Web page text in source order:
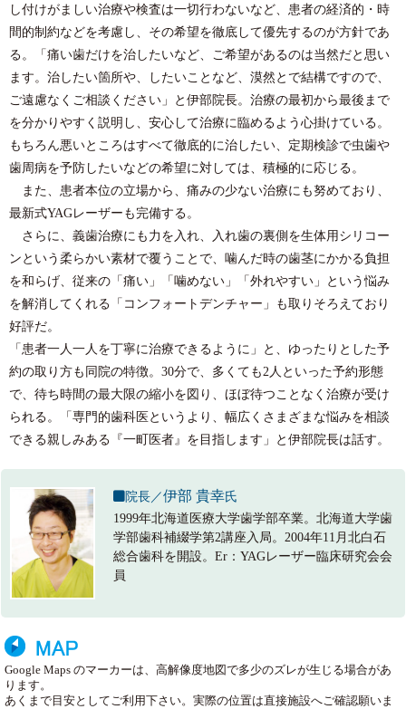
し付けがましい治療や検査は一切行わないなど、患者の経済的・時
間的制約などを考慮し、その希望を徹底して優先するのが方針であ
る。「痛い歯だけを治したいなど、ご希望があるのは当然だと思い
ます。治したい箇所や、したいことなど、漠然とで結構ですので、
ご遠慮なくご相談ください」と伊部院長。治療の最初から最後まで
を分かりやすく説明し、安心して治療に臨めるよう心掛けている。
もちろん悪いところはすべて徹底的に治したい、定期検診で虫歯や
歯周病を予防したいなどの希望に対しては、積極的に応じる。
また、患者本位の立場から、痛みの少ない治療にも努めており、
最新式YAGレーザーも完備する。
さらに、義歯治療にも力を入れ、入れ歯の裏側を生体用シリコー
ンという柔らかい素材で覆うことで、噛んだ時の歯茎にかかる負担
を和らげ、従来の「痛い」「噛めない」「外れやすい」という悩み
を解消してくれる「コンフォートデンチャー」も取りそろえており
好評だ。
「患者一人一人を丁寧に治療できるように」と、ゆったりとした予
約の取り方も同院の特徴。30分で、多くても2人といった予約形態
で、待ち時間の最大限の縮小を図り、ほぼ待つことなく治療が受け
られる。「専門的歯科医というより、幅広くさまざまな悩みを相談
できる親しみある『一町医者』を目指します」と伊部院長は話す。
院長／伊部 貴幸氏
1999年北海道医療大学歯学部卒業。北海道大学歯
学部歯科補綴学第2講座入局。2004年11月北白石
総合歯科を開設。Er：YAGレーザー臨床研究会会
員
Google Maps のマーカーは、高解像度地図で多少のズレが生じる場合があ
ります。
あくまで目安としてご利用下さい。実際の位置は直接施設へご確認願いま